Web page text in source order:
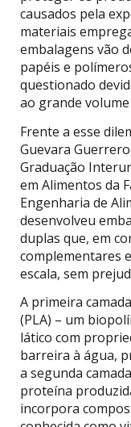
causados pela
materiais
embalagens vão
papéis e
questionado
ao grande
Frente a esse
Guevara
Graduação
em Alimentos da
Engenharia de
desenvolveu
duplas que, em
complementares
escala, sem
A primeira
(PLA) – um
lático com
barreira à água,
a segunda
proteína
incorpora